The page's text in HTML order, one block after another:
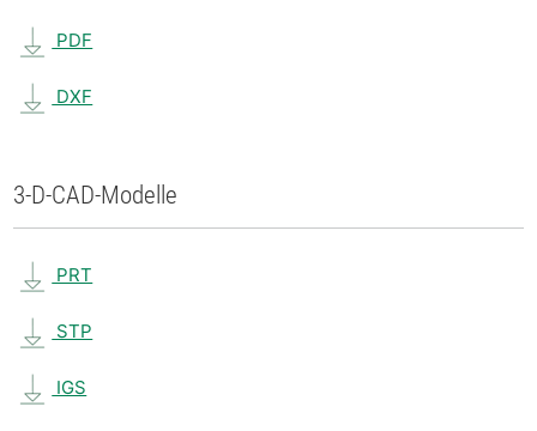
PDF
DXF
3-D-CAD-Modelle
PRT
STP
IGS